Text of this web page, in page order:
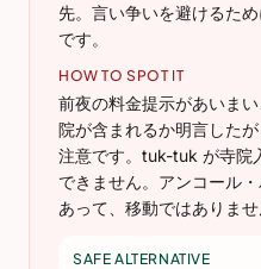
先。言い争いを避けるた
です。
HOW TO SPOT IT
前夜の料金提示があいま
院が含まれるか明言した
注意です。tuk-tuk が寺院
できません。アンコール
あって、移動ではありませ
SAFE ALTERNATIVE